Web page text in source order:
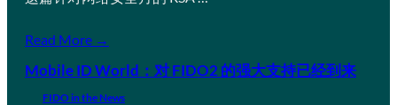
Read More →
Mobile ID World：对 FIDO2 的强大支持已经到来
FIDO in the News